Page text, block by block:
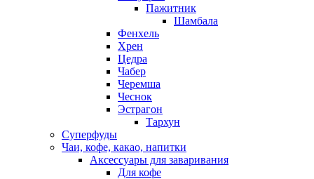
Пажитник
Шамбала
Фенхель
Хрен
Цедра
Чабер
Черемша
Чеснок
Эстрагон
Тархун
Суперфуды
Чаи, кофе, какао, напитки
Аксессуары для заваривания
Для кофе